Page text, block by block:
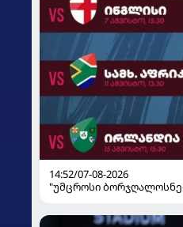
14:52/07-08-2026
"უმცროსი